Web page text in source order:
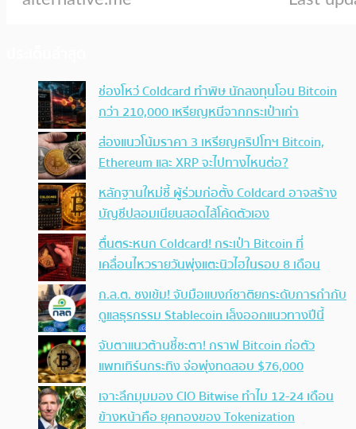
ช่องโหว่ Coldcard ทำพิษ นักลงทุนโอน Bitcoin
กว่า 210,000 เหรียญหนีจากกระเป๋าเก่า
ส่องแนวโน้มราคา 3 เหรียญคริปโทฯ Bitcoin,
Ethereum และ XRP จะไปทางไหนต่อ?
หลักฐานใหม่ชี้ ผู้ร่วมก่อตั้ง Coldcard อาจสร้าง
บัญชีปลอมเนียนสอดไส้โค้ดตัวเอง
ตื่นตระหนก Coldcard! กระเป๋า Bitcoin ที่
เคลื่อนไหวรายวันพุ่งแตะนิวไฮในรอบ 8 เดือน
ก.ล.ต. ชงเข้ม! จับมือแบงก์ชาติยกระดับการกำกับ
ดูแลธุรกรรม Stablecoin เล็งออกแนวทางปีนี้
จับตาแนวต้านชี้ชะตา! กราฟ Bitcoin ก่อตัว
แพทเทิร์นกระทิง จ่อพุ่งทดสอบ $76,000
เจาะลึกมุมมอง CIO Bitwise ทำไม 12-24 เดือน
ข้างหน้าคือ ยุคทองของ Tokenization